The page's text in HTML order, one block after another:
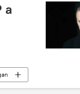
a
de Kurdistán (PKK)